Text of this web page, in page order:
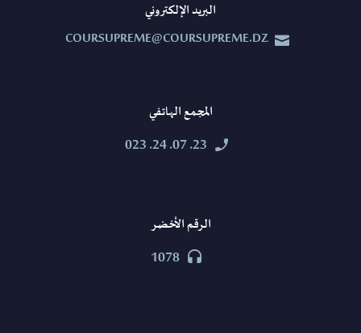
البريد الإلكتروني


COURSUPREME@COURSUPREME.DZ
المجمع الهاتفي


23. 07. 24. 023
الرقم الأخضر


1078